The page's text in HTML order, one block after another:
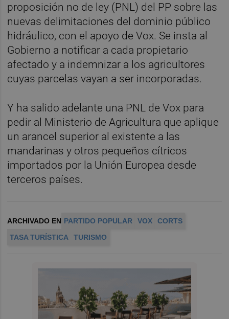
proposición no de ley (PNL) del PP sobre las
nuevas delimitaciones del dominio público
hidráulico, con el apoyo de Vox. Se insta al
Gobierno a notificar a cada propietario
afectado y a indemnizar a los agricultores
cuyas parcelas vayan a ser incorporadas.
Y ha salido adelante una PNL de Vox para
pedir al Ministerio de Agricultura que aplique
un arancel superior al existente a las
mandarinas y otros pequeños cítricos
importados por la Unión Europea desde
terceros países.
ARCHIVADO EN PARTIDO POPULAR VOX
CORTS
TASA TURÍSTICA
TURISMO